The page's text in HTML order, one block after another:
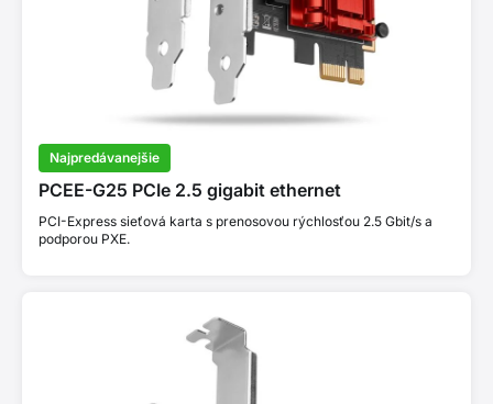
Najpredávanejšie
PCEE-G25 PCIe 2.5 gigabit ethernet
PCI-Express sieťová karta s prenosovou rýchlosťou 2.5 Gbit/s a
podporou PXE.